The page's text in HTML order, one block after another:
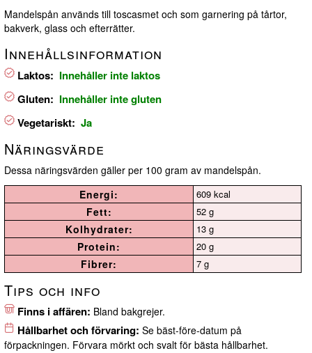
Mandelspån används till toscasmet och som garnering på tårtor,
bakverk, glass och efterrätter.
Innehållsinformation
Laktos: Innehåller inte laktos
Gluten: Innehåller inte gluten
Vegetariskt: Ja
Näringsvärde
Dessa näringsvärden gäller per 100 gram av mandelspån.
Energi:
609 kcal
Fett: 52 g
Kolhydrater: 13 g
Protein: 20 g
Fibrer: 7 g
Tips och info
Finns i affären: Bland bakgrejer.
Hållbarhet och förvaring: Se bäst-före-datum på
förpackningen. Förvara mörkt och svalt för bästa hållbarhet.